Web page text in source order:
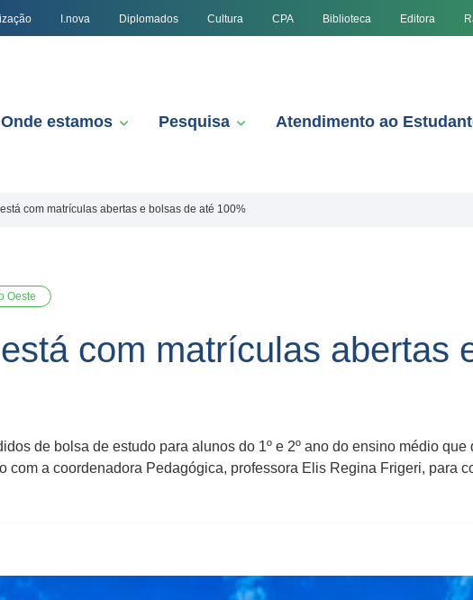
I.nova Diplomados Cultura CPA Biblioteca Editora
Onde estamos Pesquisa Atendimento ao
com matrículas abertas e bolsas de até 100%
Oeste
com matrículas abertas
de bolsa de estudo para alunos do 1º e 2º ano do ensino médio
com a coordenadora Pedagógica, professora Elis Regina Frigeri, para